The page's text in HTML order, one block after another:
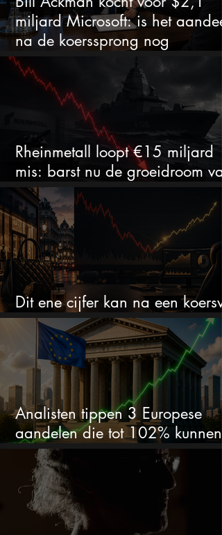
miljard Microsoft: is het aandeel
na de koerssprong nog
aantrekkelijk?
Rheinmetall loopt €15 miljard
mis: barst nu de groeidroom van
het defensiebedrijf?
Dit ene cijfer kan na een
van 50% alles veranderen
Analisten tippen 3 Europese
aandelen die tot 102% kunnen
stijgen